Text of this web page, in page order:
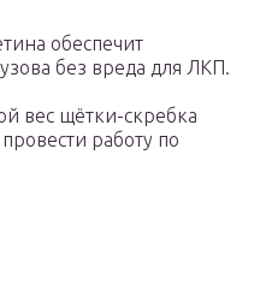
обеспечит
без вреда для ЛКП.
вес щётки-скребка
работу по